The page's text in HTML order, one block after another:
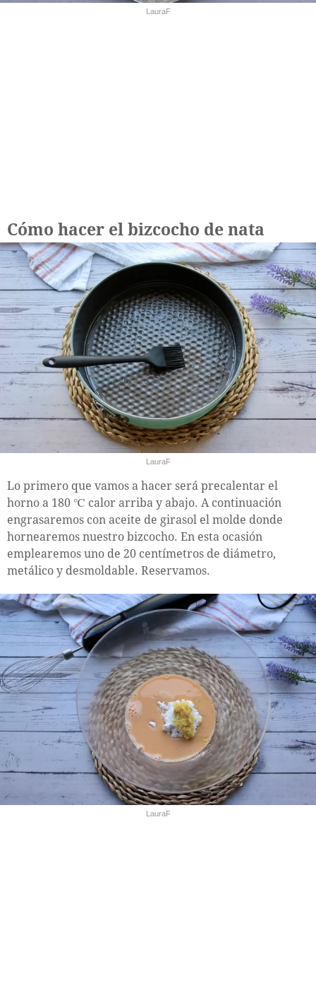
LauraF
Cómo hacer el bizcocho de nata
LauraF
Lo primero que vamos a hacer será precalentar el
horno a 180 ℃ calor arriba y abajo. A continuación
engrasaremos con aceite de girasol el molde donde
hornearemos nuestro bizcocho. En esta ocasión
emplearemos uno de 20 centímetros de diámetro,
metálico y desmoldable. Reservamos.
LauraF